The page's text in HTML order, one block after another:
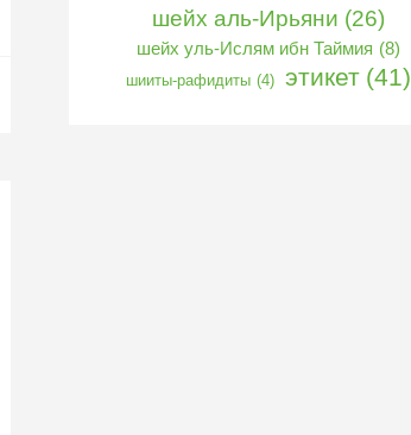
шейх аль-Ирьяни (26)
шейх уль-Ислям ибн Таймия (8)
шииты-рафидиты (4) этикет (41)